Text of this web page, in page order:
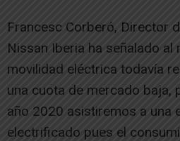
Francesc Corberó, Director
Nissan Iberia ha señalado al
movilidad eléctrica todavía
una cuota de mercado baja,
año 2020 asistiremos a una
electrificado pues el